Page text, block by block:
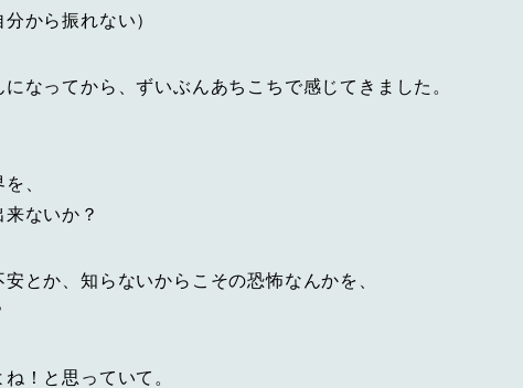
から振れない）
なってから、ずいぶんあちこちで感じてきました。
、
ないか？
とか、知らないからこその恐怖なんかを、
！と思っていて。